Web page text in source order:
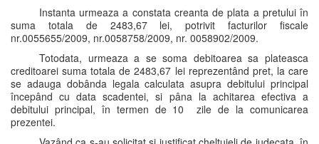
Instanta urmeaza a constata creanta de plata a pretului în
suma totala de 2483,67 lei, potrivit facturilor fiscale
nr.0055655/2009, nr.0058758/2009, nr. 0058902/2009.
Totodata, urmeaza a se soma debitoarea sa plateasca
creditoarei suma totala de 2483,67 lei reprezentând pret, la care
se adauga dobânda legala calculata asupra debitului principal
începând cu data scadentei, si pâna la achitarea efectiva a
debitului principal, în termen de 10 zile de la comunicarea
prezentei.